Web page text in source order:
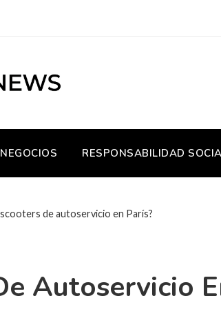
RESPONSABILIDAD
de autoservicio en París?
Autoservicio